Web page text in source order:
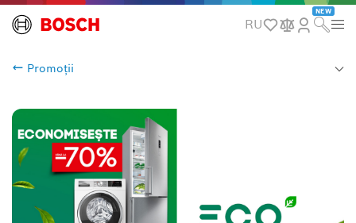
RU
NEW
Promoții